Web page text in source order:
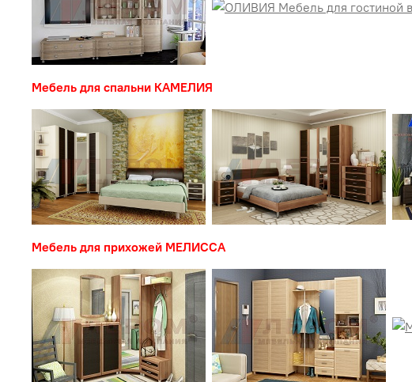
Мебель для спальни КАМЕЛИЯ
Мебель для прихожей МЕЛИССА